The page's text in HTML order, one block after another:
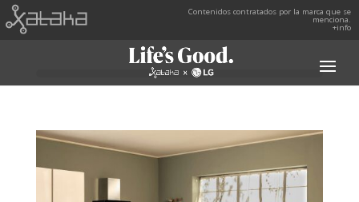
Contenidos contratados por la marca que se
menciona.
+info